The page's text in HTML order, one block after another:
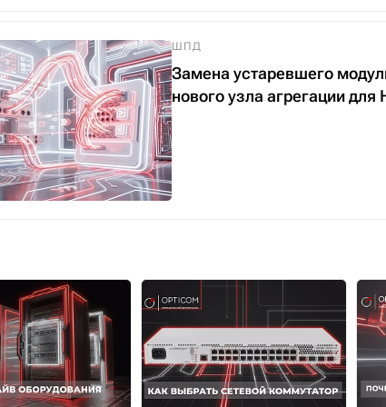
ШПД
Замена устаревшего
нового узла агрегации